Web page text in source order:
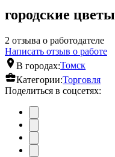
городские цветы
2 отзыва о работодателе
Написать отзыв о работе
В городах:Томск
Категории:Торговля
Поделиться в соцсетях: